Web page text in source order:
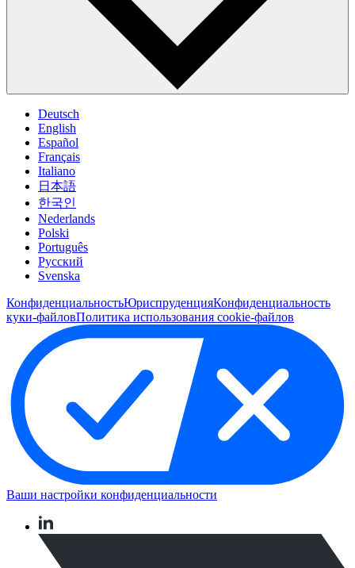
Deutsch
English
Español
Français
Italiano
日本語
한국인
Nederlands
Polski
Português
Pусский
Svenska
КонфиденциальностьЮриспруденцияКонфиденциальность
куки-файловПолитика использования cookie-файлов
Ваши настройки конфиденциальности